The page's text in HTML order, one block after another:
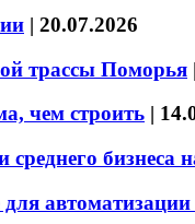
| 20.07.2026
трассы Поморья |
чем строить |
бизнеса